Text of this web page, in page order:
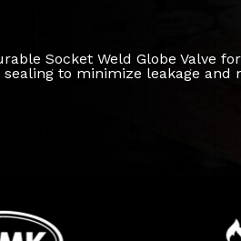
Socket Weld Globe Valve
to minimize leakage